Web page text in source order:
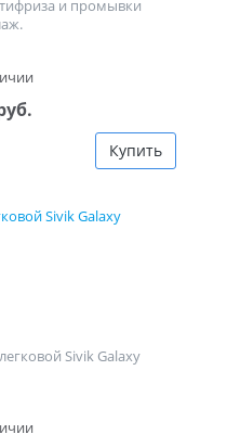
и промывки
Купить
Sivik Galaxy